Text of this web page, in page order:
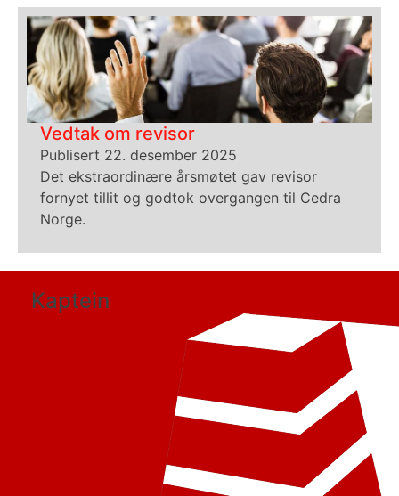
Vedtak om revisor
Publisert 22. desember 2025
Det ekstraordinære årsmøtet gav revisor
fornyet tillit og godtok overgangen til Cedra
Norge.
Kaptein